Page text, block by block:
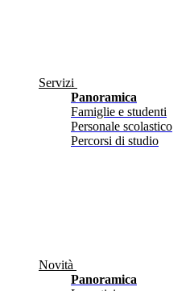
Servizi
Panoramica
Famiglie e studenti
Personale scolastico
Percorsi di studio
Novità
Panoramica